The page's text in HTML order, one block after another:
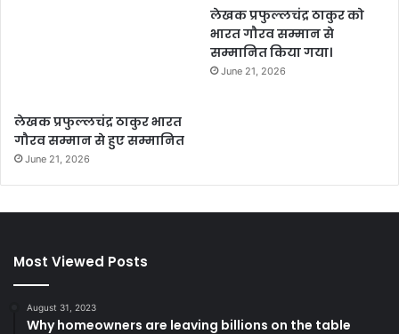
लेखक प्रफुल्लचंद्र ठाकुर भारत
गौरव सम्मान से हुए सम्मानित
June 21, 2026
लेखक प्रफुल्लचंद्र ठाकुर को
भारत गौरव सम्मान से
सम्मानित किया गया।
June 21, 2026
Most Viewed Posts
August 31, 2023
Why homeowners are leaving billions on the table